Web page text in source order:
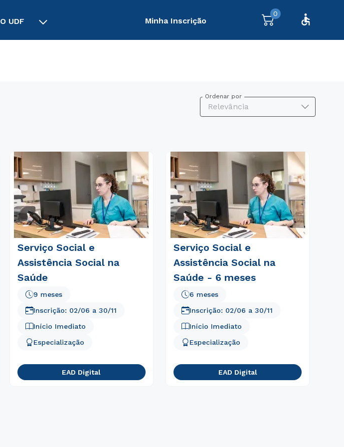
O UDF Minha Inscrição
0
Ordenar por
Relevância
Serviço Social e
Assistência Social na
Saúde
Início Imediato
Especialização
9 meses
Inscrição: 02/06 a 30/11
EAD Digital
Serviço Social e
Assistência Social na
Saúde - 6 meses
Início Imediato
Especialização
6 meses
Inscrição: 02/06 a 30/11
EAD Digital